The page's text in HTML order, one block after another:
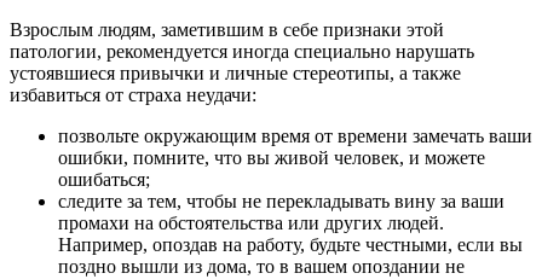
Взрослым людям, заметившим в себе признаки этой
патологии, рекомендуется иногда специально нарушать
устоявшиеся привычки и личные стереотипы, а также
избавиться от страха неудачи:
позвольте окружающим время от времени замечать ваши
ошибки, помните, что вы живой человек, и можете
ошибаться;
следите за тем, чтобы не перекладывать вину за ваши
промахи на обстоятельства или других людей.
Например, опоздав на работу, будьте честными, если вы
поздно вышли из дома, то в вашем опоздании не